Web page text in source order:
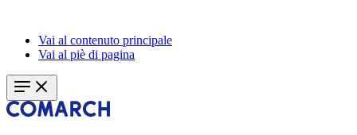
Vai al contenuto principale
Vai al piè di pagina